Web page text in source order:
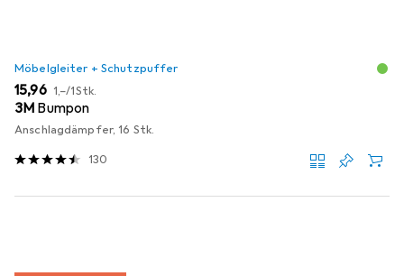
Möbelgleiter + Schutzpuffer
EUR
15,96 EUR
1,–/1Stk.
3M Bumpon
Anschlagdämpfer, 16 Stk.
130